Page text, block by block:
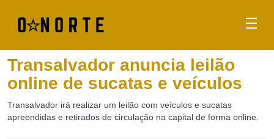
Transalvador anuncia leilão
online de sucatas e veículos
Transalvador irá realizar um leilão com veículos e sucatas
apreendidas e retirados de circulação na capital de forma online.